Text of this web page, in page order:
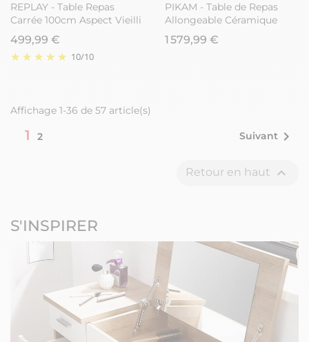
REPLAY - Table Repas
Carrée 100cm Aspect Vieilli
499,99 €
10/10
PIKAM - Table de Repas
Allongeable Céramique
Gris Anthracite
1 579,99 €
Affichage 1-36 de 57 article(s)
1 2 Suivant 
Retour en haut 
S'INSPIRER